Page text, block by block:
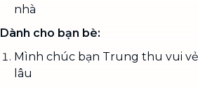
nhà
Dành cho bạn bè:
Mình chúc bạn Trung thu vui
lâu